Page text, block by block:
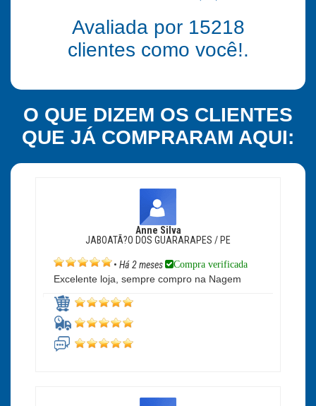
Avaliada por 15218
clientes como você!.
O QUE DIZEM OS CLIENTES
QUE JÁ COMPRARAM AQUI:
Anne Silva
JABOATÃ?O DOS GUARARAPES / PE
• Há 2 meses Compra verificada
Excelente loja, sempre compro na Nagem